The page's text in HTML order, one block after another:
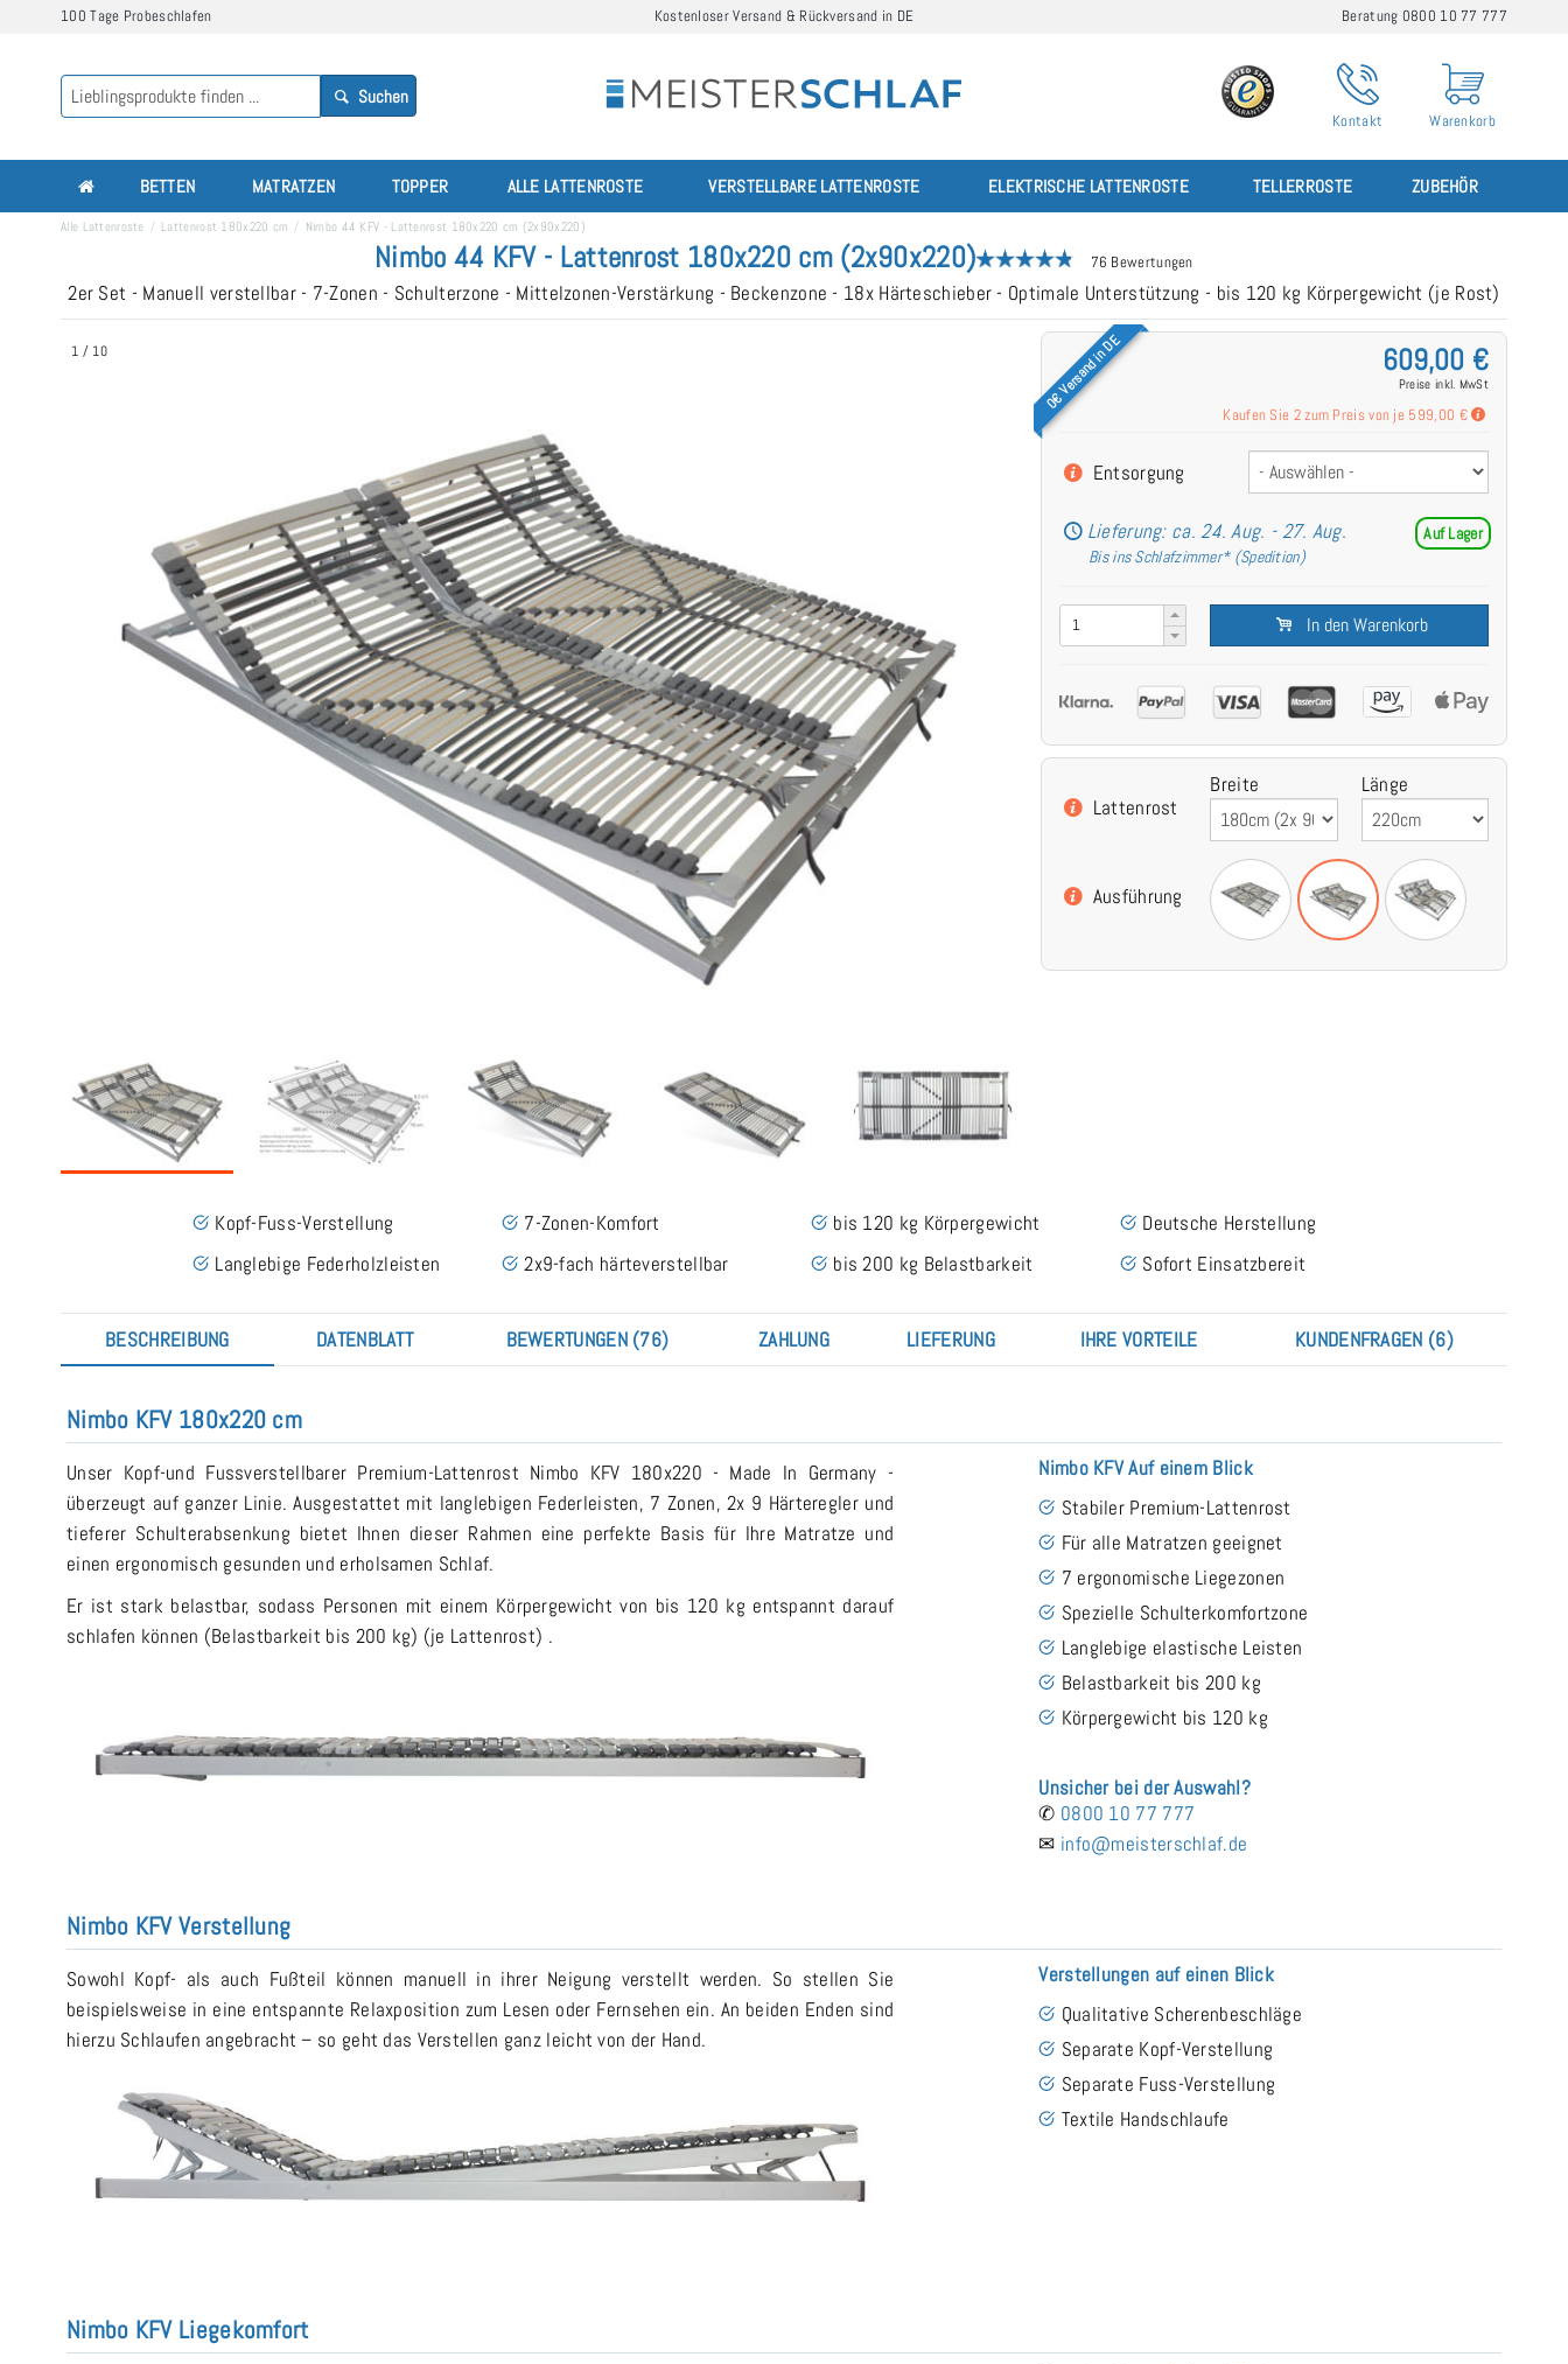
100 Tage Probeschlafen Kostenloser Versand & Rückversand in DE Beratung 0800 10 77 777
Suchen
Kontakt Warenkorb
BETTEN MATRATZEN TOPPER ALLE LATTENROSTE VERSTELLBARE LATTENROSTE ELEKTRISCHE LATTENROSTE TELLERROSTE ZUBEHÖR
Alle Lattenroste Lattenrost 180x220 cm Nimbo 44 KFV - Lattenrost 180x220 cm (2x90x220)
Nimbo 44 KFV - Lattenrost 180x220 cm (2x90x220) 76 Bewertungen
2er Set - Manuell verstellbar - 7-Zonen - Schulterzone - Mittelzonen-Verstärkung - Beckenzone - 18x Härteschieber - Optimale Unterstützung - bis 120 kg Körpergewicht (je Rost)
1 / 10 0€ Versand in DE 609,00 €
Preise inkl. MwSt
Kaufen Sie 2 zum Preis von je 599,00 €
Entsorgung
Auf Lager
Lieferung: ca. 24. Aug. - 27. Aug.
Bis ins Schlafzimmer* (Spedition)
In den Warenkorb
Lattenrost
Breite Länge
Ausführung
Kopf-Fuss-Verstellung
Langlebige Federholzleisten
7-Zonen-Komfort
2x9-fach härteverstellbar
bis 120 kg Körpergewicht
bis 200 kg Belastbarkeit
Deutsche Herstellung
Sofort Einsatzbereit
BESCHREIBUNG DATENBLATT BEWERTUNGEN (76) ZAHLUNG LIEFERUNG IHRE VORTEILE KUNDENFRAGEN (6)
Nimbo KFV 180x220 cm
Unser Kopf-und Fussverstellbarer Premium-Lattenrost Nimbo KFV 180x220 - Made In Germany -
überzeugt auf ganzer Linie. Ausgestattet mit langlebigen Federleisten, 7 Zonen, 2x 9 Härteregler und
tieferer Schulterabsenkung bietet Ihnen dieser Rahmen eine perfekte Basis für Ihre Matratze und
einen ergonomisch gesunden und erholsamen Schlaf.
Er ist stark belastbar, sodass Personen mit einem Körpergewicht von bis 120 kg entspannt darauf
schlafen können (Belastbarkeit bis 200 kg) (je Lattenrost) .
Nimbo KFV Auf einem Blick
Stabiler Premium-Lattenrost
Für alle Matratzen geeignet
7 ergonomische Liegezonen
Spezielle Schulterkomfortzone
Langlebige elastische Leisten
Belastbarkeit bis 200 kg
Körpergewicht bis 120 kg
Unsicher bei der Auswahl?
✆ 0800 10 77 777
✉ info@meisterschlaf.de
Nimbo KFV Verstellung
Sowohl Kopf- als auch Fußteil können manuell in ihrer Neigung verstellt werden. So stellen Sie
beispielsweise in eine entspannte Relaxposition zum Lesen oder Fernsehen ein. An beiden Enden sind
hierzu Schlaufen angebracht – so geht das Verstellen ganz leicht von der Hand.
Verstellungen auf einen Blick
Qualitative Scherenbeschläge
Separate Kopf-Verstellung
Separate Fuss-Verstellung
Textile Handschlaufe
Nimbo KFV Liegekomfort